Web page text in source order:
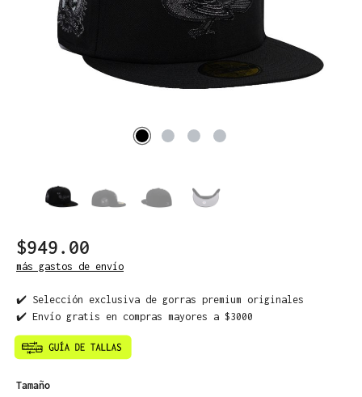
$949.00
más gastos de envío
✔️ Selección exclusiva de gorras premium originales
✔️ Envío gratis en compras mayores a $3000
Seleccione
Tamaño